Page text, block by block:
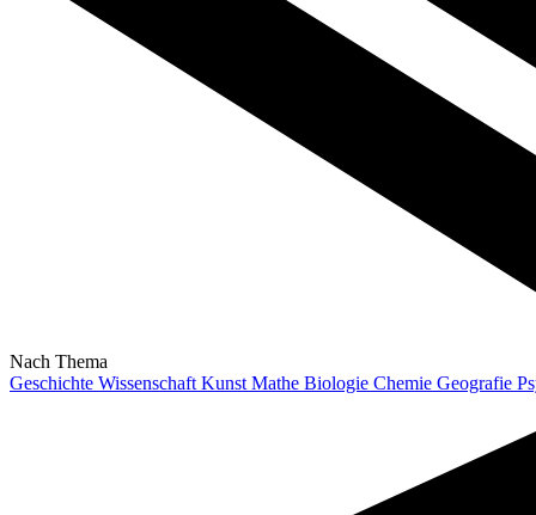
Nach Thema
Geschichte Wissenschaft Kunst Mathe Biologie Chemie Geografie